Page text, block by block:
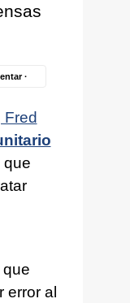
·
Fred
que
que
error al